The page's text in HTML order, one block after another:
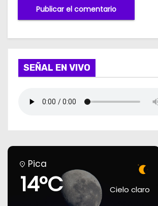
SEÑAL EN VIVO
Pica
14°C Cielo claro